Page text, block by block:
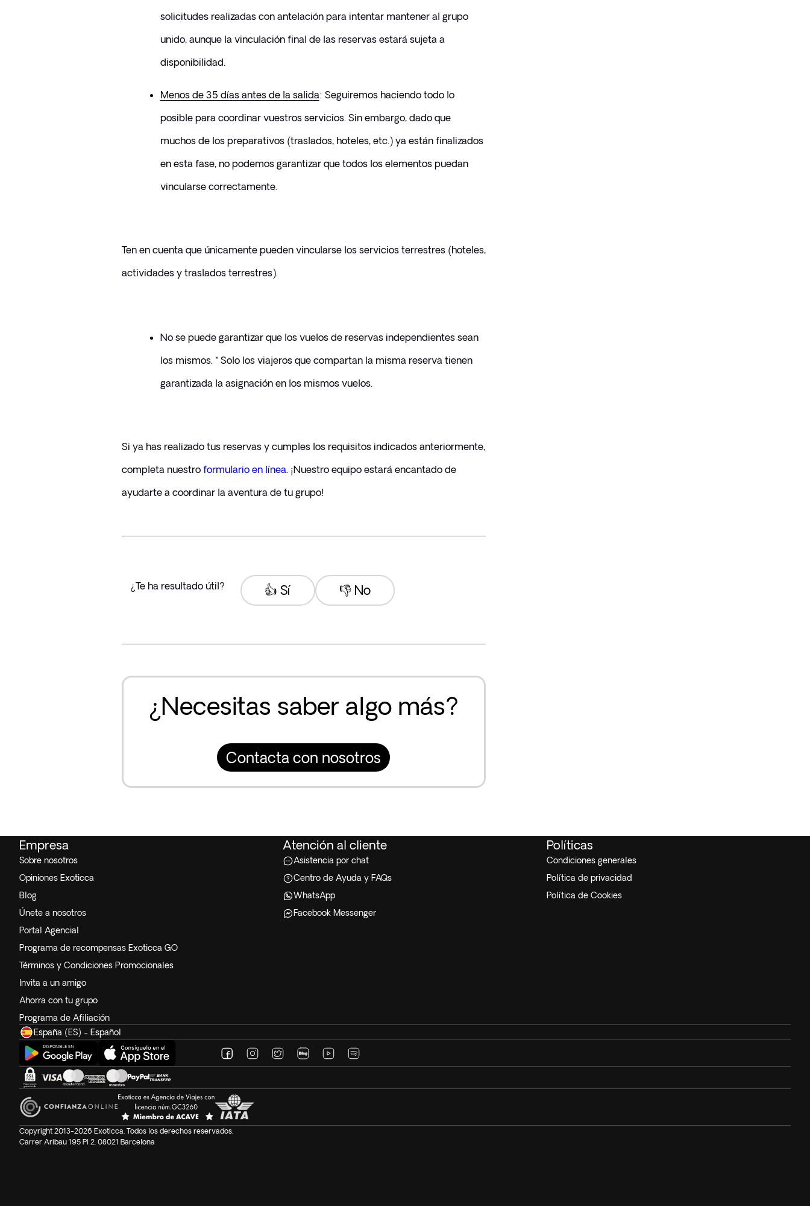
solicitudes realizadas con antelación para intentar mantener al grupo
unido, aunque la vinculación final de las reservas estará sujeta a
disponibilidad.
Menos de 35 días antes de la salida: Seguiremos haciendo todo lo
posible para coordinar vuestros servicios. Sin embargo, dado que
muchos de los preparativos (traslados, hoteles, etc.) ya están finalizados
en esta fase, no podemos garantizar que todos los elementos puedan
vincularse correctamente.
Ten en cuenta que únicamente pueden vincularse los servicios terrestres (hoteles,
actividades y traslados terrestres).
No se puede garantizar que los vuelos de reservas independientes sean
los mismos. * Solo los viajeros que compartan la misma reserva tienen
garantizada la asignación en los mismos vuelos.
Si ya has realizado tus reservas y cumples los requisitos indicados anteriormente,
completa nuestro formulario en línea. ¡Nuestro equipo estará encantado de
ayudarte a coordinar la aventura de tu grupo!
¿Te ha resultado útil? 👎 No
👍 Sí
¿Necesitas saber algo más?
Contacta con nosotros